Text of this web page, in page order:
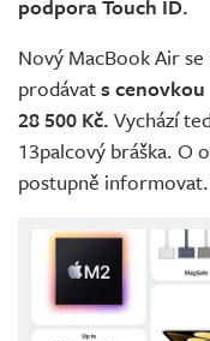
podpora Touch ID.
Nový MacBook Air
prodávats
28 500 Kč. Vychází
13palcový bráška. O
postupně informovat.